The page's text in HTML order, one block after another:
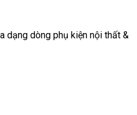
dạng dòng phụ kiện nội thất &